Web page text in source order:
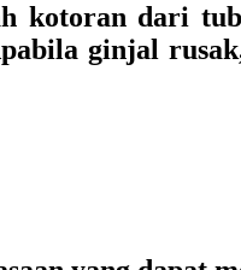
kotoran dari
ginjal